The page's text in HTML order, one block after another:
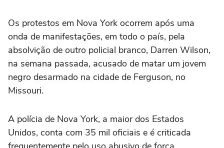
Os protestos em Nova York ocorrem após uma
onda de manifestações, em todo o país, pela
absolvição de outro policial branco, Darren Wilson,
na semana passada, acusado de matar um jovem
negro desarmado na cidade de Ferguson, no
Missouri.
A polícia de Nova York, a maior dos Estados
Unidos, conta com 35 mil oficiais e é criticada